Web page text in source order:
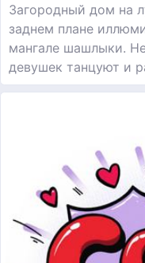
Загородный дом на
заднем плане
мангале шашлыки.
девушек танцуют и